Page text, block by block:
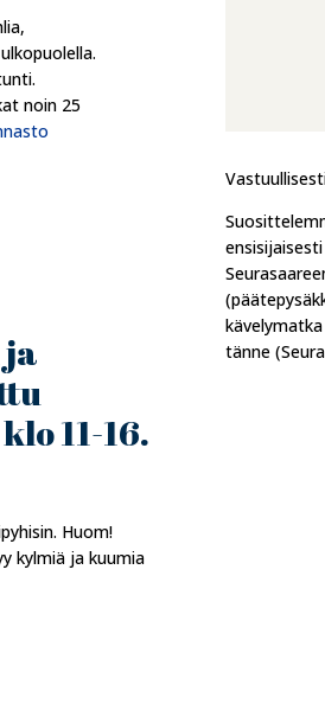
noin 25
11-16.
Huom!
kylmiä ja kuumia
tänne